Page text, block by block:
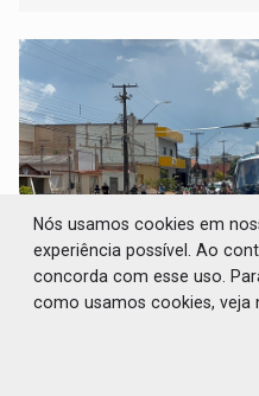
HELICÓPTERO
perna amputada em
Nós usamos cookies em
experiência possível. Ao
concorda com esse uso.
como usamos cookies, veja